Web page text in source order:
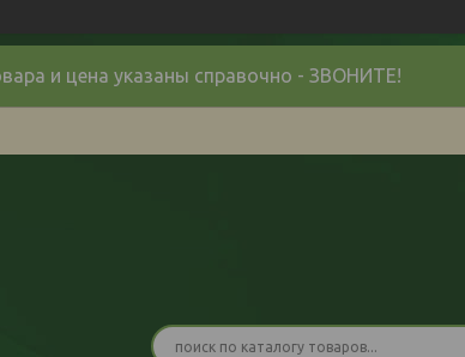
и цена указаны справочно - ЗВОНИТЕ!